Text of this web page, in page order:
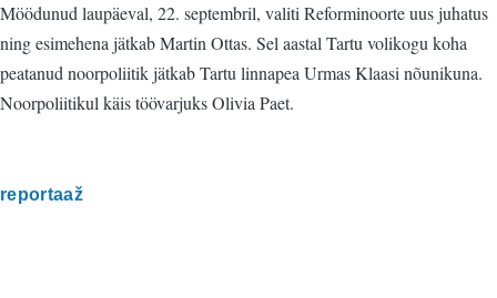
Möödunud laupäeval, 22. septembril, valiti Reforminoorte uus juhatus
ning esimehena jätkab Martin Ottas. Sel aastal Tartu volikogu koha
peatanud noorpoliitik jätkab Tartu linnapea Urmas Klaasi nõunikuna.
Noorpoliitikul käis töövarjuks Olivia Paet.
reportaaž